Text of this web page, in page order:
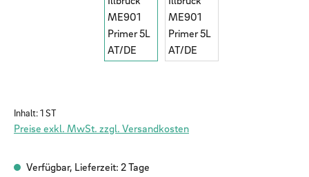
Inhalt:1 ST
Preise exkl. MwSt. zzgl. Versandkosten
Verfügbar, Lieferzeit: 2 Tage